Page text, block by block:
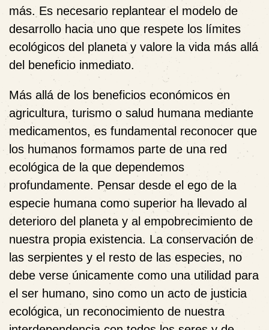
más. Es necesario replantear el modelo de
desarrollo hacia uno que respete los límites
ecológicos del planeta y valore la vida más allá
del beneficio inmediato.
Más allá de los beneficios económicos en
agricultura, turismo o salud humana mediante
medicamentos, es fundamental reconocer que
los humanos formamos parte de una red
ecológica de la que dependemos
profundamente. Pensar desde el ego de la
especie humana como superior ha llevado al
deterioro del planeta y al empobrecimiento de
nuestra propia existencia. La conservación de
las serpientes y el resto de las especies, no
debe verse únicamente como una utilidad para
el ser humano, sino como un acto de justicia
ecológica, un reconocimiento de nuestra